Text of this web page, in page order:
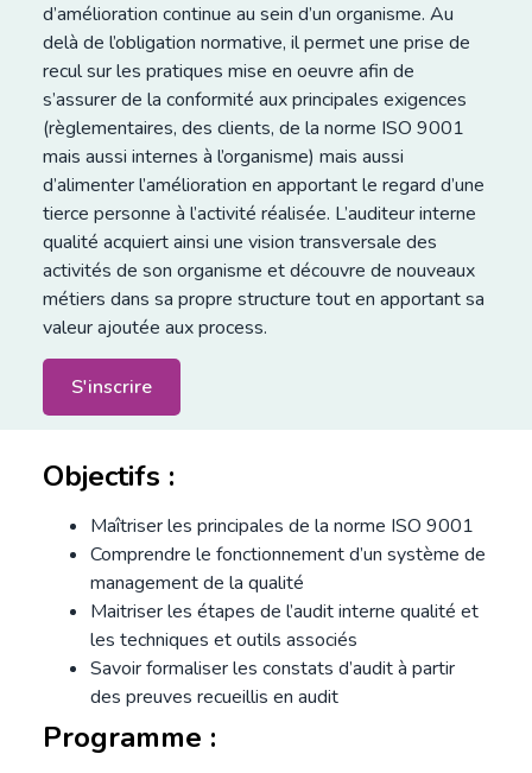
d’amélioration continue au sein d’un organisme. Au
delà de l’obligation normative, il permet une prise de
recul sur les pratiques mise en oeuvre afin de
s’assurer de la conformité aux principales exigences
(règlementaires, des clients, de la norme ISO 9001
mais aussi internes à l’organisme) mais aussi
d’alimenter l’amélioration en apportant le regard d’une
tierce personne à l’activité réalisée. L’auditeur interne
qualité acquiert ainsi une vision transversale des
activités de son organisme et découvre de nouveaux
métiers dans sa propre structure tout en apportant sa
valeur ajoutée aux process.
S'inscrire
Objectifs :
Maîtriser les principales de la norme ISO 9001
Comprendre le fonctionnement d’un système de
management de la qualité
Maitriser les étapes de l’audit interne qualité et
les techniques et outils associés
Savoir formaliser les constats d’audit à partir
des preuves recueillis en audit
Programme :